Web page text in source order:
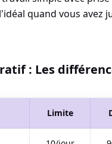
quand vous avez
: Les
Limite